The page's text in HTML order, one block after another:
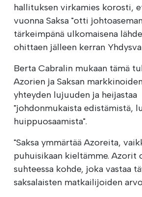
hallituksen virkamies korosti,
vuonna Saksa "otti
tärkeimpänä ulkomaisena
ohittaen jälleen kerran
Berta Cabralin mukaan tämä
Azorien ja Saksan
yhteyden lujuuden ja heijastaa
"johdonmukaista edistämistä,
huippuosaamista".
"Saksa ymmärtää Azoreita,
puhuisikaan kieltämme. Azorit
suhteessa kohde, joka vastaa
saksalaisten matkailijoiden